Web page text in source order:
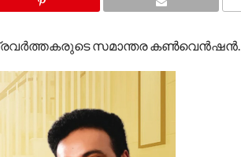
പ്രവർത്തകരുടെ സമാന്തര കൺവെൻഷൻ.